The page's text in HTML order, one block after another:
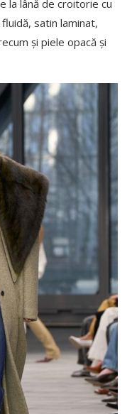
la lână de croitorie cu
satin laminat,
și piele opacă și